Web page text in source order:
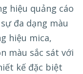
hiệu quảng cáo
đa dạng màu
hiệu mica,
màu sắc sát với
kế đặc biệt